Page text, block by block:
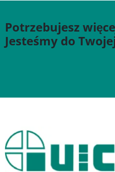
Potrzebujesz
Jesteśmy do